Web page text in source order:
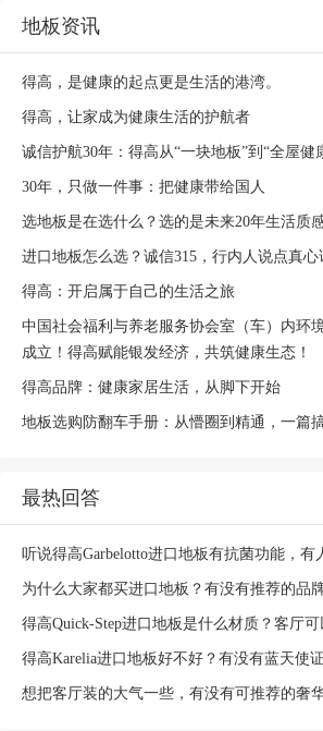
地板资讯
得高，是健康的起点更是生活的港湾。
得高，让家成为健康生活的护航者
诚信护航30年：得高从“一块地板”到“全屋健
30年，只做一件事：把健康带给国人
选地板是在选什么？选的是未来20年生活质
进口地板怎么选？诚信315，行内人说点真心
得高：开启属于自己的生活之旅
中国社会福利与养老服务协会室（车）内环
成立！得高赋能银发经济，共筑健康生态！
得高品牌：健康家居生活，从脚下开始
地板选购防翻车手册：从懵圈到精通，一篇
最热回答
听说得高Garbelotto进口地板有抗菌功能，有
为什么大家都买进口地板？有没有推荐的品
得高Quick-Step进口地板是什么材质？客厅可
得高Karelia进口地板好不好？有没有蓝天使
想把客厅装的大气一些，有没有可推荐的奢